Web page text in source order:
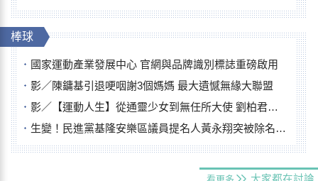
棒球
國家運動產業發展中心 官網與品牌識別標誌重磅啟用
影／陳鏞基引退哽咽謝3個媽媽 最大遺憾無緣大聯盟
影／【運動人生】從通靈少女到無任所大使 劉柏君女裁判人生國際發光
生變！民進黨基隆安樂區議員提名人黃永翔突被除名 將另提他人